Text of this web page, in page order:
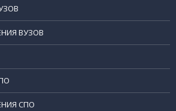
ВУЗОВ
СПО